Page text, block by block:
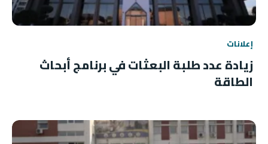
إعلانات
زيادة عدد طلبة البعثات في برنامج أبحاث
الطاقة